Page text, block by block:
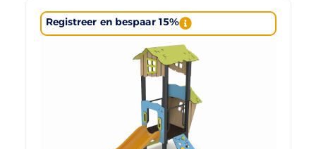
Registreer en bespaar 15%